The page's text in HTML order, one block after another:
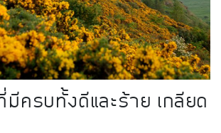
รบทั้งดีและร้าย เกลียด